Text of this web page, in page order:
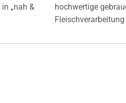
„nah &
hochwertige